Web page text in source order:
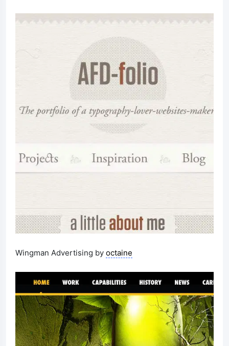
Wingman Advertising by octaine